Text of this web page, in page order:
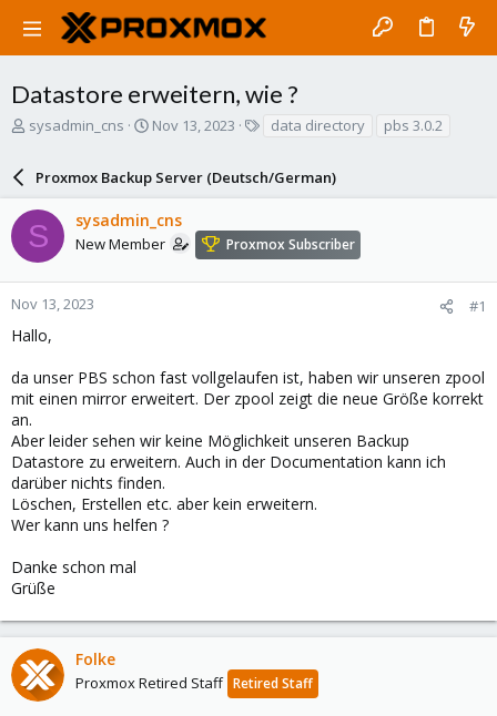
Datastore erweitern, wie ?
T
a
d
s
t
a
r
e
sysadmin_cns
S
r
t
d
a
e
Nov 13, 2023
s
data directory pbs 3.0.2
Proxmox Backup Server (Deutsch/German)
S sysadmin_cns
New Member Proxmox Subscriber
Nov 13, 2023 #1
Hallo,
da unser PBS schon fast vollgelaufen ist, haben wir unseren zpool
mit einen mirror erweitert. Der zpool zeigt die neue Größe korrekt
an.
Aber leider sehen wir keine Möglichkeit unseren Backup
Datastore zu erweitern. Auch in der Documentation kann ich
darüber nichts finden.
Löschen, Erstellen etc. aber kein erweitern.
Wer kann uns helfen ?
Danke schon mal
Grüße
Folke
Proxmox Retired Staff Retired Staff